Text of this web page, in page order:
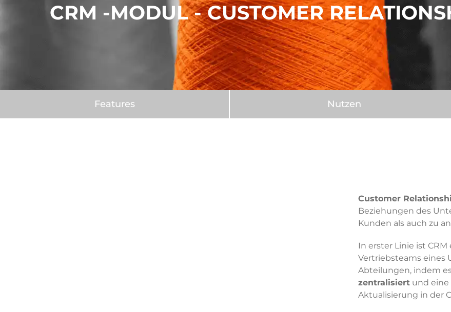
CRM -MODUL - CUSTOMER
Features Nutzen
Customer
Beziehungen des
Kunden als auch zu
In erster Linie ist
Vertriebsteams eines
Abteilungen, indem
zentralisiertund eine
Aktualisierung in der